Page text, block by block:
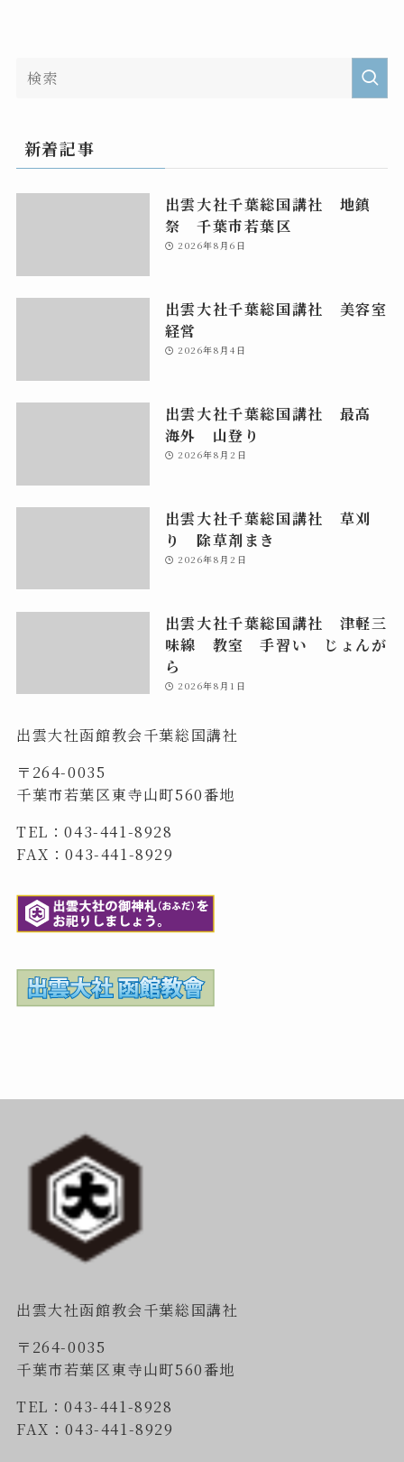
新着記事
出雲大社千葉総国講社 地鎮
祭 千葉市若葉区
2026年8月6日
出雲大社千葉総国講社 美容室
経営
2026年8月4日
出雲大社千葉総国講社 最高
海外 山登り
2026年8月2日
出雲大社千葉総国講社 草刈
り 除草剤まき
2026年8月2日
出雲大社千葉総国講社 津軽三
味線 教室 手習い じょんが
ら
2026年8月1日
出雲大社函館教会千葉総国講社
〒264-0035
千葉市若葉区東寺山町560番地
TEL：043-441-8928
FAX：043-441-8929
出雲大社函館教会千葉総国講社
〒264-0035
千葉市若葉区東寺山町560番地
TEL：043-441-8928
FAX：043-441-8929